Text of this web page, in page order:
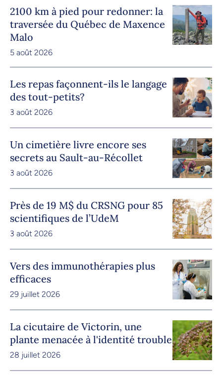
2100 km à pied pour redonner: la
traversée du Québec de Maxence
Malo
5 août 2026
Les repas façonnent-ils le langage
des tout-petits?
3 août 2026
Un cimetière livre encore ses
secrets au Sault-au-Récollet
3 août 2026
Près de 19 M$ du CRSNG pour 85
scientifiques de l’UdeM
3 août 2026
Vers des immunothérapies plus
efficaces
29 juillet 2026
La cicutaire de Victorin, une
plante menacée à l'identité trouble
28 juillet 2026